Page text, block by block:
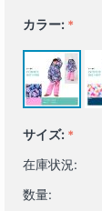
カラー:
サイズ:
在庫状況:
数量: